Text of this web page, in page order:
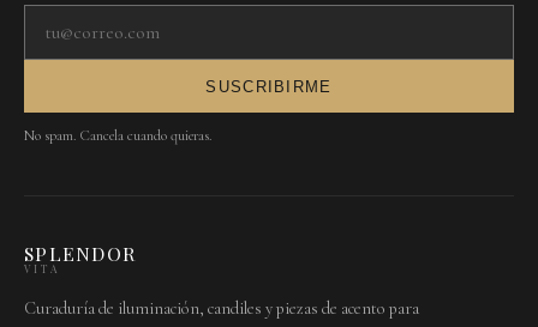
SUSCRIBIRME
No spam. Cancela cuando quieras.
SPLENDOR
VITA
Curaduría de iluminación, candiles y piezas de acento para